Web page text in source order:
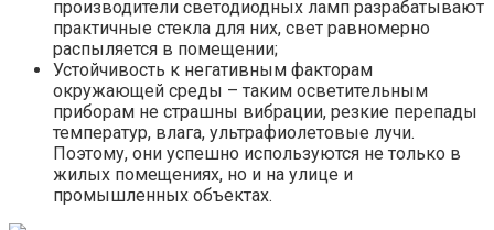
производители светодиодных ламп разрабатывают
практичные стекла для них, свет равномерно
распыляется в помещении;
Устойчивость к негативным факторам
окружающей среды – таким осветительным
приборам не страшны вибрации, резкие перепады
температур, влага, ультрафиолетовые лучи.
Поэтому, они успешно используются не только в
жилых помещениях, но и на улице и
промышленных объектах.